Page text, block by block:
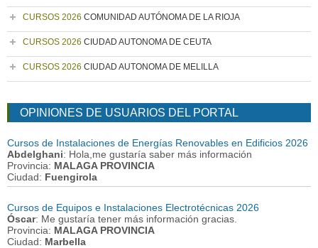
CURSOS 2026 COMUNIDAD AUTÓNOMA DE LA RIOJA
CURSOS 2026 CIUDAD AUTONOMA DE CEUTA
CURSOS 2026 CIUDAD AUTONOMA DE MELILLA
OPINIONES DE USUARIOS DEL PORTAL
Cursos de Instalaciones de Energías Renovables en Edificios 2026
Abdelghani: Hola,me gustaría saber más información
Provincia: MALAGA PROVINCIA
Ciudad: Fuengirola
Cursos de Equipos e Instalaciones Electrotécnicas 2026
Óscar: Me gustaría tener más información gracias.
Provincia: MALAGA PROVINCIA
Ciudad: Marbella